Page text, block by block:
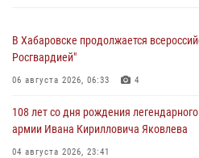
В Хабаровске продолжается
Росгвардией"
06 августа 2026, 06:33 4
108 лет со дня рождения
армии Ивана Кирилловича Яковлева
04 августа 2026, 23:41